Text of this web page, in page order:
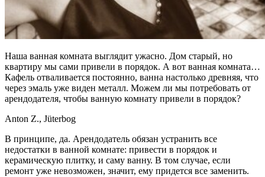
Наша ванная комната выглядит ужасно. Дом старый, но
квартиру мы сами привели в порядок. А вот ванная комната…
Кафель отваливается постоянно, ванна настолько древняя, что
через эмаль уже виден металл. Можем ли мы потребовать от
арендодателя, чтобы ванную комнату привели в порядок?
Anton Z., Jüterbog
В принципе, да. Арендодатель обязан устранить все
недостатки в ванной комнате: привести в порядок и
керамическую плитку, и саму ванну. В том случае, если
ремонт уже невозможен, значит, ему придется все заменить.